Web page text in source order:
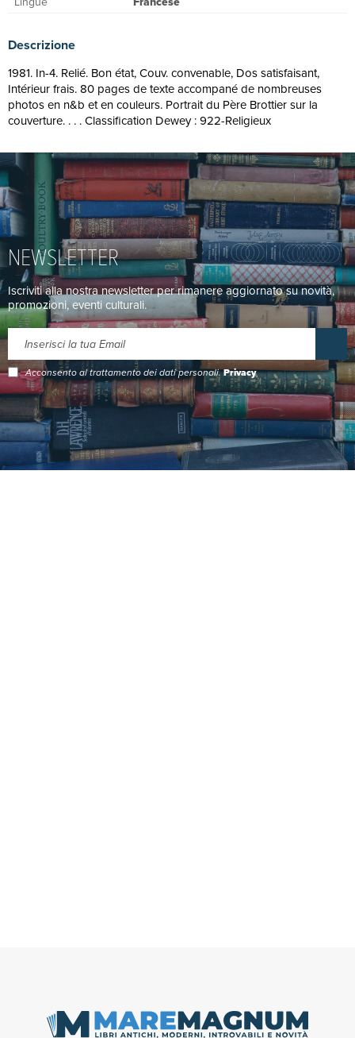
Descrizione
1981. In-4. Relié. Bon état, Couv. convenable, Dos satisfaisant,
Intérieur frais. 80 pages de texte accompané de nombreuses
photos en n&b et en couleurs. Portrait du Père Brottier sur la
couverture. . . . Classification Dewey : 922-Religieux
NEWSLETTER
Iscriviti alla nostra newsletter per rimanere aggiornato su novità,
promozioni, eventi culturali.
Acconsento al trattamento dei dati personali.Privacy